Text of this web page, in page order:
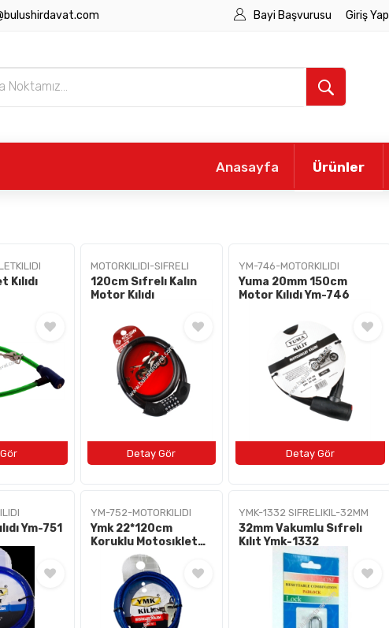
Bayi Başvurusu Giriş Yap
Anasayfa Ürünler
Kılıdı
MOTORKILIDI-SIFRELI
120cm Sıfrelı Kalın
Motor Kılıdı
YM-746-MOTORKILIDI
Yuma 20mm 150cm
Motor Kılıdı Ym-746
Ym-751
YM-752-MOTORKILIDI
Ymk 22*120cm
Koruklu Motosıklet
Kılıdı Ym-752
YMK-1332 SIFRELIKIL-32MM
32mm Vakumlu Sıfrelı
Kılıt Ymk-1332